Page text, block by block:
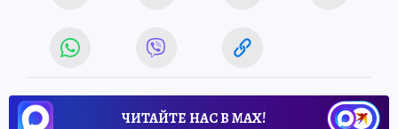
ЧИТАЙТЕ НАС В МАХ!